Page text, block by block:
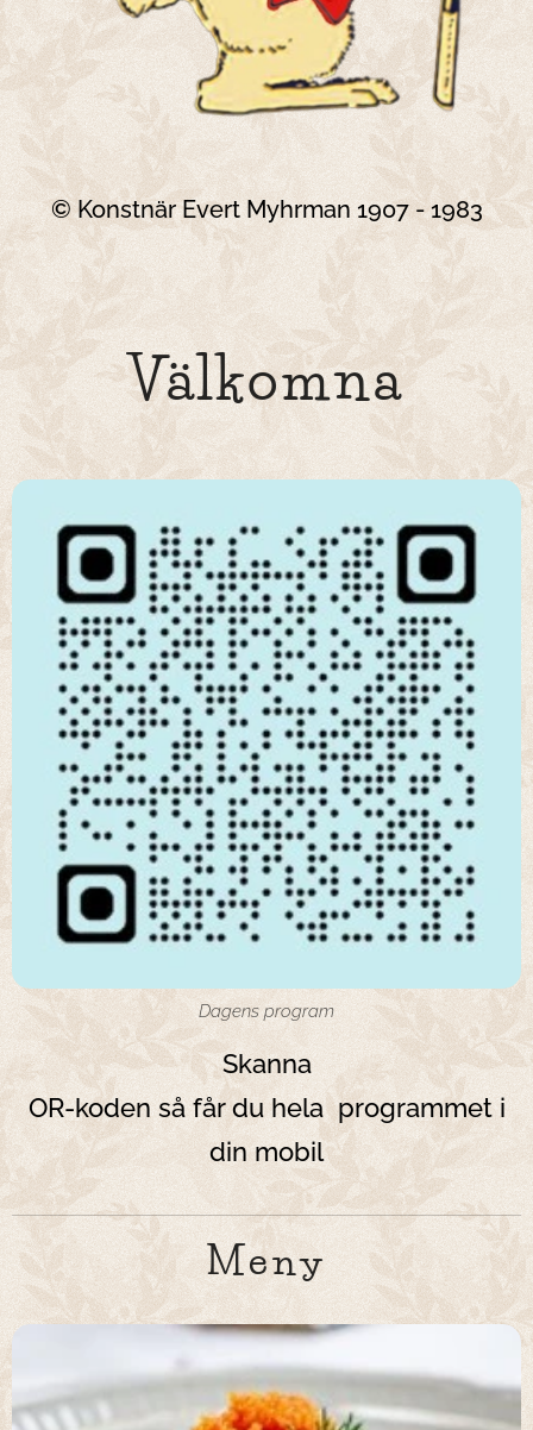
© Konstnär Evert Myhrman 1907 - 1983
Välkomna
Dagens program
Skanna
OR-koden så får du hela programmet i
din mobil
Meny